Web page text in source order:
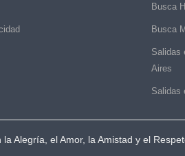
Busca
Busca
Salidas
Aires
Salidas
Alegría, el Amor, la Amistad y el